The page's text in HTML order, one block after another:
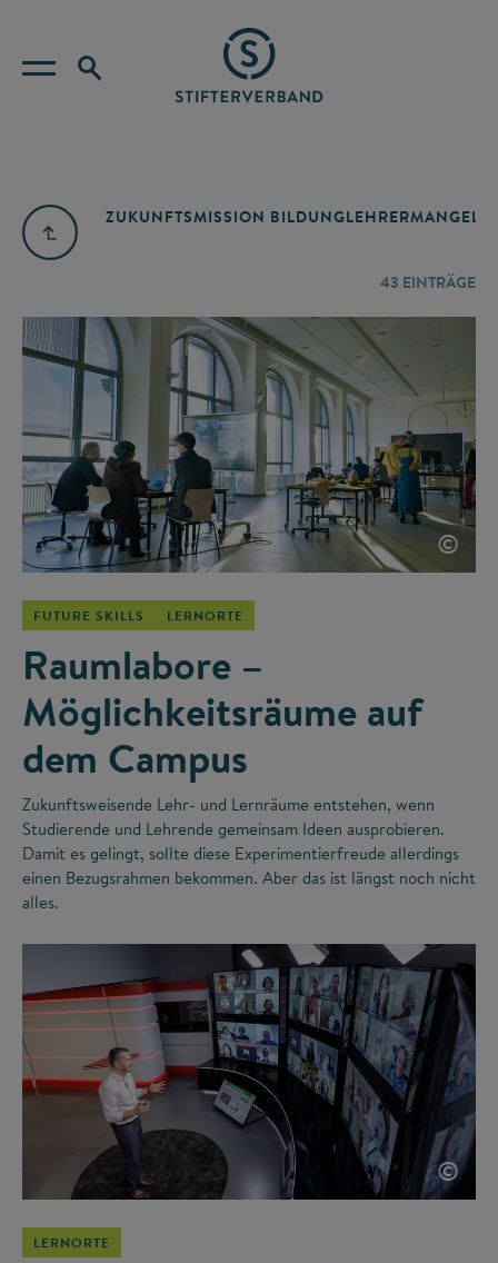
ZUKUNFTSMISSION BILDUNGLEHRERMANGEL
43 EINTRÄGE
©
FUTURE SKILLS LERNORTE
Raumlabore –
Möglichkeitsräume auf
dem Campus
Zukunftsweisende Lehr- und Lernräume entstehen, wenn
Studierende und Lehrende gemeinsam Ideen ausprobieren.
Damit es gelingt, sollte diese Experimentierfreude allerdings
einen Bezugsrahmen bekommen. Aber das ist längst noch nicht
alles.
©
LERNORTE